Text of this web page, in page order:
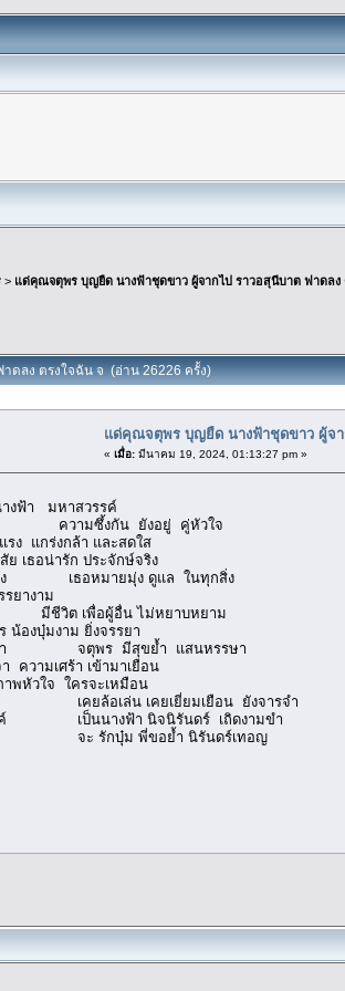
> แด่คุณจตุพร บุญยืด นางฟ้าชุดขาว ผู้จากไป ราวอสุนีบาต ฟาดลง
ลง ตรงใจฉัน จ (อ่าน 26226 ครั้ง)
แด่คุณจตุพร บุญยืด นางฟ้าชุดขาว ผู้จา
« เมื่อ: มีนาคม 19, 2024, 01:13:27 pm »
ฟ้า มหาสวรรค์
มซึ้งกัน ยังอยู่ คู่หัวใจ
ร่งกล้า และสดใส
รัก ประจักษ์จริง
มายมุ่ง ดูแล ในทุกสิ่ง
ยางาม
เพื่อผู้อื่น ไม่หยาบหยาม
มงาม ยิ่งจรรยา
ร มีสุขย้ำ แสนหรรษา
มเศร้า เข้ามาเยือน
จ ใครจะเหมือน
อเล่น เคยเยี่ยมเยือน ยังจารจำ
งฟ้า นิจนิรันดร์ เถิดงามขำ
บุ๋ม พี่ขอย้ำ นิรันดร์เทอญ